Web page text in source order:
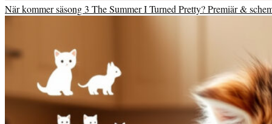
När kommer säsong 3 The Summer I Turned Pretty? Premiär &